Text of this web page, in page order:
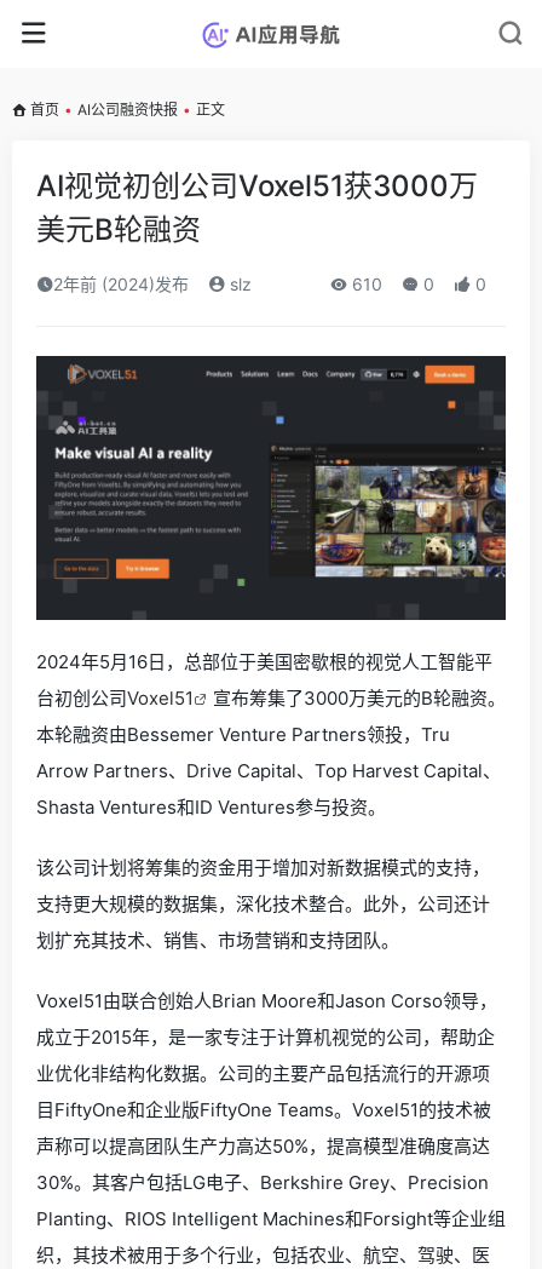
首页 • AI公司融资快报 • 正文
AI视觉初创公司Voxel51获3000万
美元B轮融资
2年前 (2024)发布 slz 610 0 0
2024年5月16日，总部位于美国密歇根的视觉人工智能平
台初创公司Voxel51
宣布筹集了3000万美元的B轮融资。
本轮融资由Bessemer Venture Partners领投，Tru
Arrow Partners、Drive Capital、Top Harvest Capital、
Shasta Ventures和ID Ventures参与投资。
该公司计划将筹集的资金用于增加对新数据模式的支持，
支持更大规模的数据集，深化技术整合。此外，公司还计
划扩充其技术、销售、市场营销和支持团队。
Voxel51由联合创始人Brian Moore和Jason Corso领导，
成立于2015年，是一家专注于计算机视觉的公司，帮助企
业优化非结构化数据。公司的主要产品包括流行的开源项
目FiftyOne和企业版FiftyOne Teams。Voxel51的技术被
声称可以提高团队生产力高达50%，提高模型准确度高达
30%。其客户包括LG电子、Berkshire Grey、Precision
Planting、RIOS Intelligent Machines和Forsight等企业组
织，其技术被用于多个行业，包括农业、航空、驾驶、医